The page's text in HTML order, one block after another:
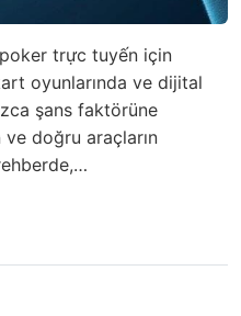
trực tuyến için
oyunlarında ve dijital
şans faktörüne
doğru araçların